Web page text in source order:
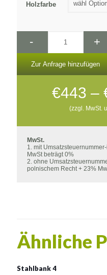
Holzfarbe
- +
Zur Anfrage hinzufügen
€443 –
(zzgl. MwSt.
MwSt.
1. mit
MwSt beträgt 0%
2. ohne
polnischem Recht + 23%
Ähnliche
Stahlbank 4